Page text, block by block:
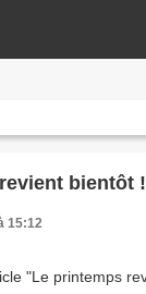
bientôt !
15:12